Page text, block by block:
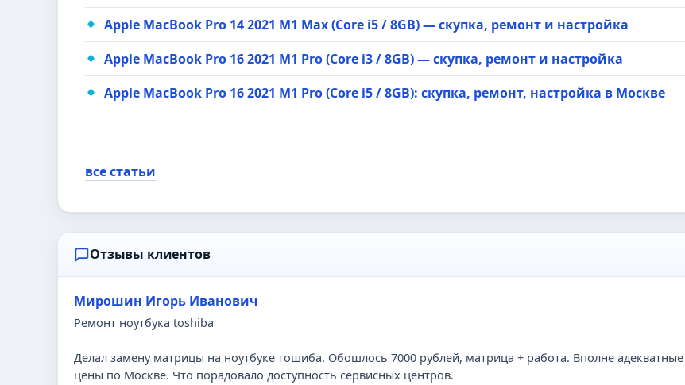
Apple MacBook Pro 14 2021 M1 Max (Core i5 / 8GB) — скупка, ремонт и настройка
Apple MacBook Pro 16 2021 M1 Pro (Core i3 / 8GB) — скупка, ремонт и настройка
Apple MacBook Pro 16 2021 M1 Pro (Core i5 / 8GB): скупка, ремонт, настройка в Москве
все статьи
Отзывы клиентов
Мирошин Игорь Иванович
Ремонт ноутбука toshiba
Делал замену матрицы на ноутбуке тошиба. Обошлось 7000 рублей, матрица + работа. Вполне адекватные
цены по Москве. Что порадовало доступность сервисных центров.